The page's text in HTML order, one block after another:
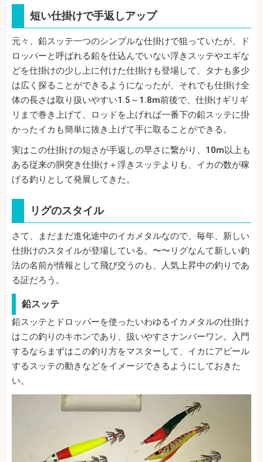
短い仕掛けで手返しアップ
元々、鉛スッテ一つのシンプルな仕掛けで狙っていたが、ド
ロッパーと呼ばれる鉛を仕込んでいない浮きスッテやエギな
どを仕掛けの少し上に付けた仕掛けも登場して、タナも多少
は広く探ることができるようになったが、それでも仕掛け全
体の長さは取り扱いやすい1.5～1.8m前後で、仕掛けギリギ
リまで巻き上げて、ロッドを上げれば一番下の鉛スッテに掛
かったイカも簡単に抜き上げて手に取ることができる。
実はこの仕掛けの短さが手返しの早さに繋がり、10m以上も
ある従来の胴突き仕掛け＋浮きスッテよりも、イカの数が稼
げる釣りとして発展してきた。
リグのスタイル
さて、まだまだ進化途中のイカメタルなので、毎年、新しい
仕掛けのスタイルが登場している。〜〜リグなんて新しい釣
法の名前が情報として飛び交うのも、人気上昇中の釣りであ
る証だろう。
鉛スッテ
鉛スッテとドロッパーを使ったいわゆるイカメタルの仕掛け
はこの釣りのキホンであり、扱いやすさナンバーワン。入門
するならまずはこの釣り方をマスターして、イカにアピール
するスッテの動きなどをイメージできるようにしておきた
い。